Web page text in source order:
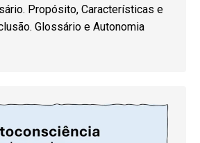
Propósito, Características e
Glossário e Autonomia